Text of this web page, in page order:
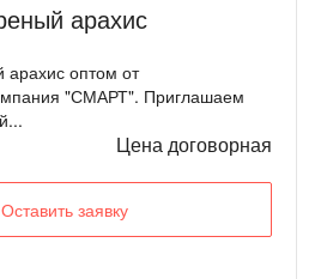
арахис
оптом от
"СМАРТ". Приглашаем
Цена договорная
Оставить заявку